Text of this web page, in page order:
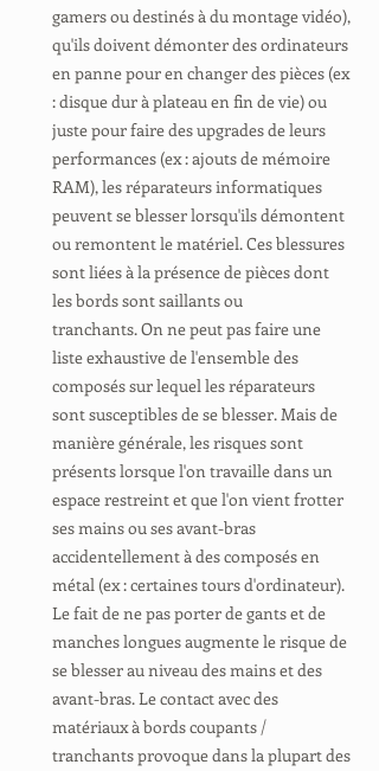
gamers ou destinés à du montage vidéo),
qu'ils doivent démonter des ordinateurs
en panne pour en changer des pièces (ex
: disque dur à plateau en fin de vie) ou
juste pour faire des upgrades de leurs
performances (ex : ajouts de mémoire
RAM), les réparateurs informatiques
peuvent se blesser lorsqu'ils démontent
ou remontent le matériel. Ces blessures
sont liées à la présence de pièces dont
les bords sont saillants ou
tranchants. On ne peut pas faire une
liste exhaustive de l'ensemble des
composés sur lequel les réparateurs
sont susceptibles de se blesser. Mais de
manière générale, les risques sont
présents lorsque l'on travaille dans un
espace restreint et que l'on vient frotter
ses mains ou ses avant-bras
accidentellement à des composés en
métal (ex : certaines tours d'ordinateur).
Le fait de ne pas porter de gants et de
manches longues augmente le risque de
se blesser au niveau des mains et des
avant-bras. Le contact avec des
matériaux à bords coupants /
tranchants provoque dans la plupart des